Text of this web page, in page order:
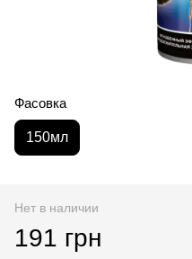
Фасовка
150мл
Нет в наличии
191 грн